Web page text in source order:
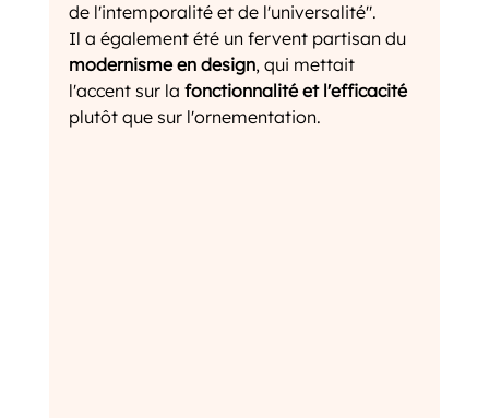
de l'intemporalité et de l'universalité".
Il a également été un fervent partisan du
modernisme en design, qui mettait
l'accent sur la fonctionnalité et l'efficacité
plutôt que sur l'ornementation.